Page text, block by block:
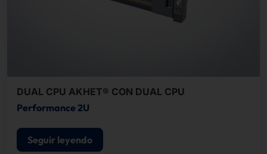
DUAL CPU AKHET® CON DUAL CPU
Performance 2U
Seguir leyendo